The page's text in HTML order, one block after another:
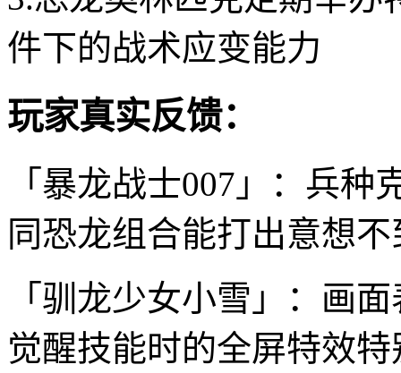
件下的战术应变能力
玩家真实反馈：
「暴龙战士007」：兵
同恐龙组合能打出意想
「驯龙少女小雪」：画
觉醒技能时的全屏特效